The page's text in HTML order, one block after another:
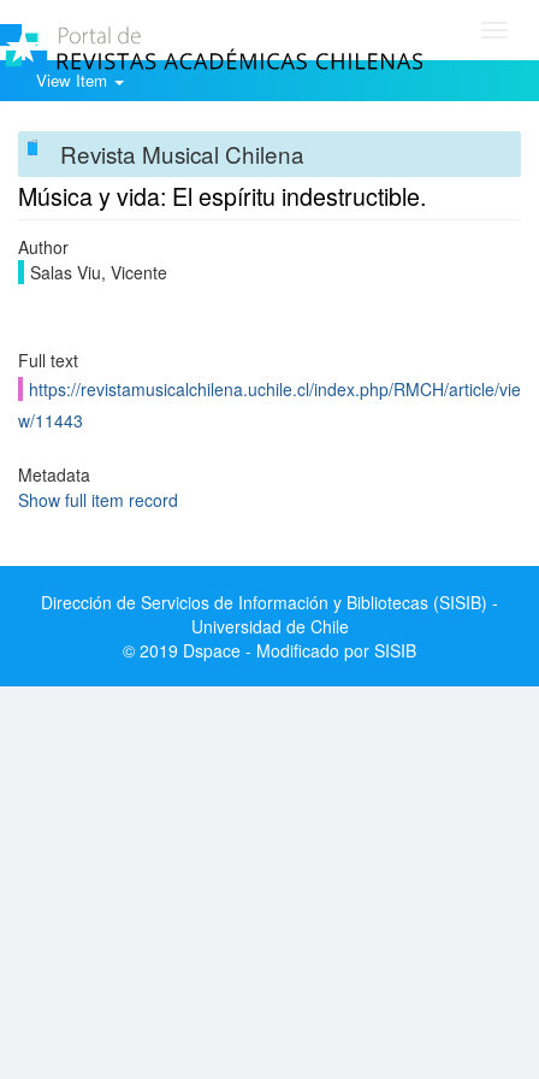
View Item
Revista Musical Chilena
Música y vida: El espíritu indestructible.
Author
Salas Viu, Vicente
Full text
https://revistamusicalchilena.uchile.cl/index.php/RMCH/article/vie
w/11443
Metadata
Show full item record
Dirección de Servicios de Información y Bibliotecas (SISIB) -
Universidad de Chile
© 2019 Dspace - Modificado por SISIB